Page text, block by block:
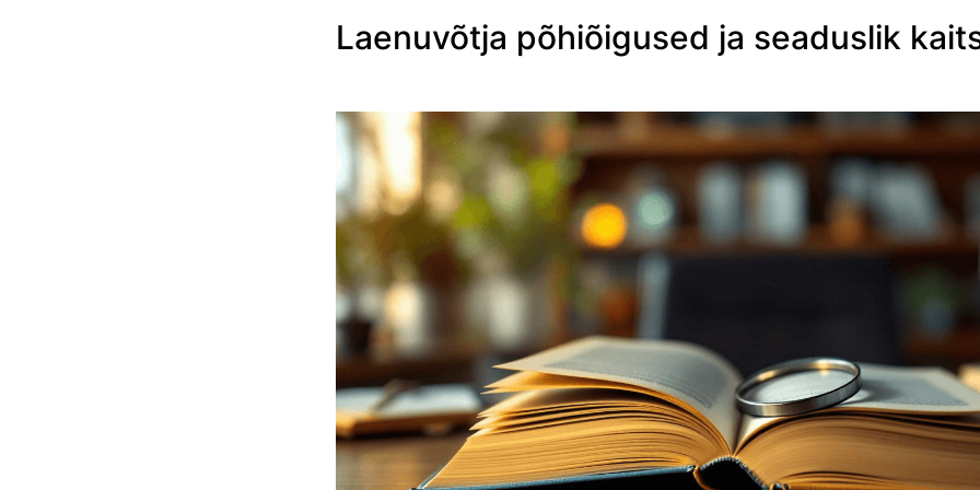
Laenuvõtja põhiõigused ja seaduslik